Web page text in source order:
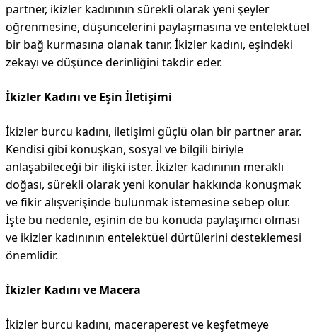
partner, ikizler kadınının sürekli olarak yeni şeyler
öğrenmesine, düşüncelerini paylaşmasına ve entelektüel
bir bağ kurmasına olanak tanır. İkizler kadını, eşindeki
zekayı ve düşünce derinliğini takdir eder.
İkizler Kadını ve Eşin İletişimi
İkizler burcu kadını, iletişimi güçlü olan bir partner arar.
Kendisi gibi konuşkan, sosyal ve bilgili biriyle
anlaşabileceği bir ilişki ister. İkizler kadınının meraklı
doğası, sürekli olarak yeni konular hakkında konuşmak
ve fikir alışverişinde bulunmak istemesine sebep olur.
İşte bu nedenle, eşinin de bu konuda paylaşımcı olması
ve ikizler kadınının entelektüel dürtülerini desteklemesi
önemlidir.
İkizler Kadını ve Macera
İkizler burcu kadını, maceraperest ve keşfetmeye